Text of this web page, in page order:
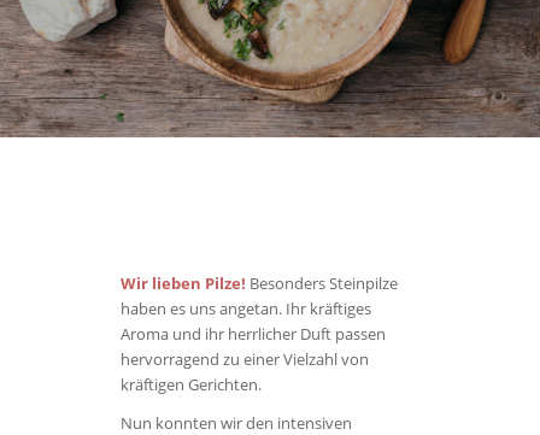
Wir lieben Pilze! Besonders Steinpilze
haben es uns angetan. Ihr kräftiges
Aroma und ihr herrlicher Duft passen
hervorragend zu einer Vielzahl von
kräftigen Gerichten.
Nun konnten wir den intensiven